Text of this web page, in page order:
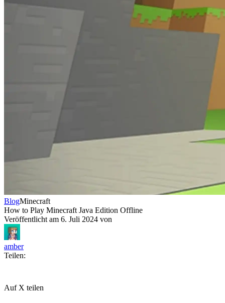
BlogMinecraft
How to Play Minecraft Java Edition Offline
Veröffentlicht am 6. Juli 2024 von
amber
Teilen:
Auf X teilen